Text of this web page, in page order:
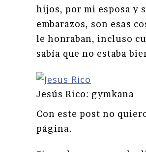
hijos, por mi esposa y
embarazos, son esas
le honraban, incluso
sabía que no estaba
Jesús Rico: gymkana
Con este post no
página.